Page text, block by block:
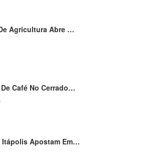
Agricultura Abre …
Café No Cerrado…
Itápolis Apostam Em…